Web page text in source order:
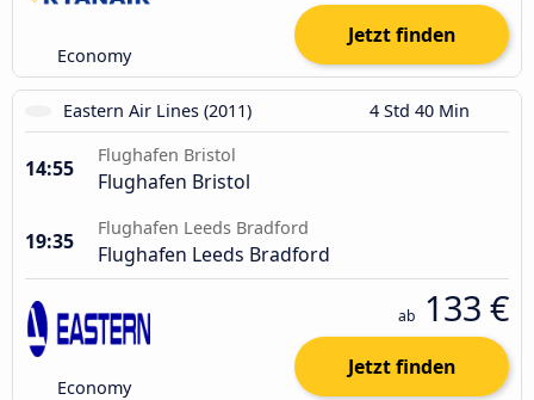
Economy
Jetzt finden
Eastern Air Lines (2011) 4 Std 40 Min
14:55
Flughafen Bristol
Flughafen Bristol
19:35
Flughafen Leeds Bradford
Flughafen Leeds Bradford
Economy
ab 133 €
Jetzt finden